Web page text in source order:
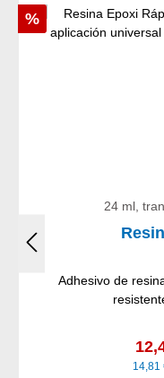
Descuento
%
24 ml,
Adhesivo de
14,81